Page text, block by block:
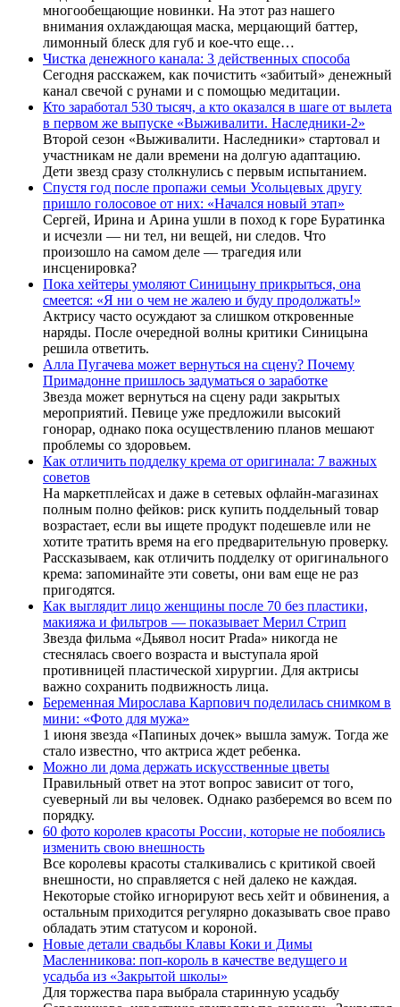
многообещающие новинки. На этот раз нашего
внимания охлаждающая маска, мерцающий баттер,
лимонный блеск для губ и кое-что еще…
Чистка денежного канала: 3 действенных способа
Сегодня расскажем, как почистить «забитый» денежный
канал свечой с рунами и с помощью медитации.
Кто заработал 530 тысяч, а кто оказался в шаге от вылета
в первом же выпуске «Выживалити. Наследники-2»
Второй сезон «Выживалити. Наследники» стартовал и
участникам не дали времени на долгую адаптацию.
Дети звезд сразу столкнулись с первым испытанием.
Спустя год после пропажи семьи Усольцевых другу
пришло голосовое от них: «Начался новый этап»
Сергей, Ирина и Арина ушли в поход к горе Буратинка
и исчезли — ни тел, ни вещей, ни следов. Что
произошло на самом деле — трагедия или
инсценировка?
Пока хейтеры умоляют Синицыну прикрыться, она
смеется: «Я ни о чем не жалею и буду продолжать!»
Актрису часто осуждают за слишком откровенные
наряды. После очередной волны критики Синицына
решила ответить.
Алла Пугачева может вернуться на сцену? Почему
Примадонне пришлось задуматься о заработке
Звезда может вернуться на сцену ради закрытых
мероприятий. Певице уже предложили высокий
гонорар, однако пока осуществлению планов мешают
проблемы со здоровьем.
Как отличить подделку крема от оригинала: 7 важных
советов
На маркетплейсах и даже в сетевых офлайн-магазинах
полным полно фейков: риск купить поддельный товар
возрастает, если вы ищете продукт подешевле или не
хотите тратить время на его предварительную проверку.
Рассказываем, как отличить подделку от оригинального
крема: запоминайте эти советы, они вам еще не раз
пригодятся.
Как выглядит лицо женщины после 70 без пластики,
макияжа и фильтров — показывает Мерил Стрип
Звезда фильма «Дьявол носит Prada» никогда не
стеснялась своего возраста и выступала ярой
противницей пластической хирургии. Для актрисы
важно сохранить подвижность лица.
Беременная Мирослава Карпович поделилась снимком в
мини: «Фото для мужа»
1 июня звезда «Папиных дочек» вышла замуж. Тогда же
стало известно, что актриса ждет ребенка.
Можно ли дома держать искусственные цветы
Правильный ответ на этот вопрос зависит от того,
суеверный ли вы человек. Однако разберемся во всем по
порядку.
60 фото королев красоты России, которые не побоялись
изменить свою внешность
Все королевы красоты сталкивались с критикой своей
внешности, но справляется с ней далеко не каждая.
Некоторые стойко игнорируют весь хейт и обвинения, а
остальным приходится регулярно доказывать свое право
обладать этим статусом и короной.
Новые детали свадьбы Клавы Коки и Димы
Масленникова: поп-король в качестве ведущего и
усадьба из «Закрытой школы»
Для торжества пара выбрала старинную усадьбу